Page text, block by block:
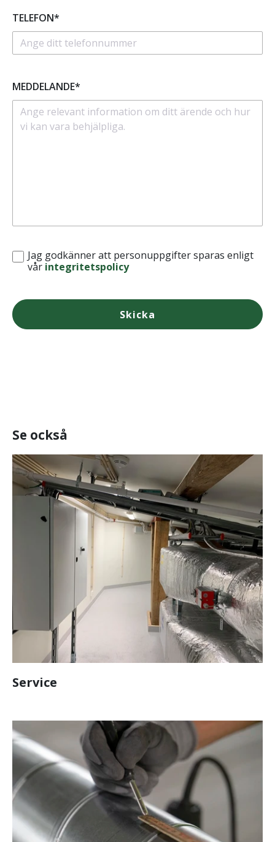
TELEFON*
MEDDELANDE*
Jag godkänner att personuppgifter sparas enligt
vår integritetspolicy
Skicka
Se också
Service